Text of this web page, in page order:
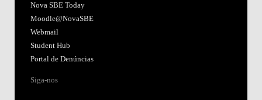
Nova SBE Today
Moodle@NovaSBE
Webmail
Student Hub
Portal de Denúncias
Siga-nos